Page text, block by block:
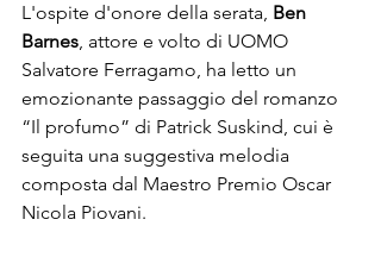
L'ospite d'onore della serata, Ben
Barnes, attore e volto di UOMO
Salvatore Ferragamo, ha letto un
emozionante passaggio del romanzo
“Il profumo” di Patrick Suskind, cui è
seguita una suggestiva melodia
composta dal Maestro Premio Oscar
Nicola Piovani.